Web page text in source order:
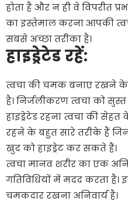
होता है और न ही वे विपरीत
का इस्तेमाल करना आपकी
सबसे अच्छा तरीका है।
हाइड्रेटेडरहें:
त्वचा की चमक बनाए रखने के
है। निर्जलीकरण त्वचा को
हाइड्रेटेड रहना त्वचा की सेहत
रहने के बहुत सारे तरीके हैं
खुद को हाइड्रेट कर सकते हैं।
त्वचा मानव शरीर का एक
गतिविधियों में मदद करता है।
चमकदार रखना अनिवार्य है।